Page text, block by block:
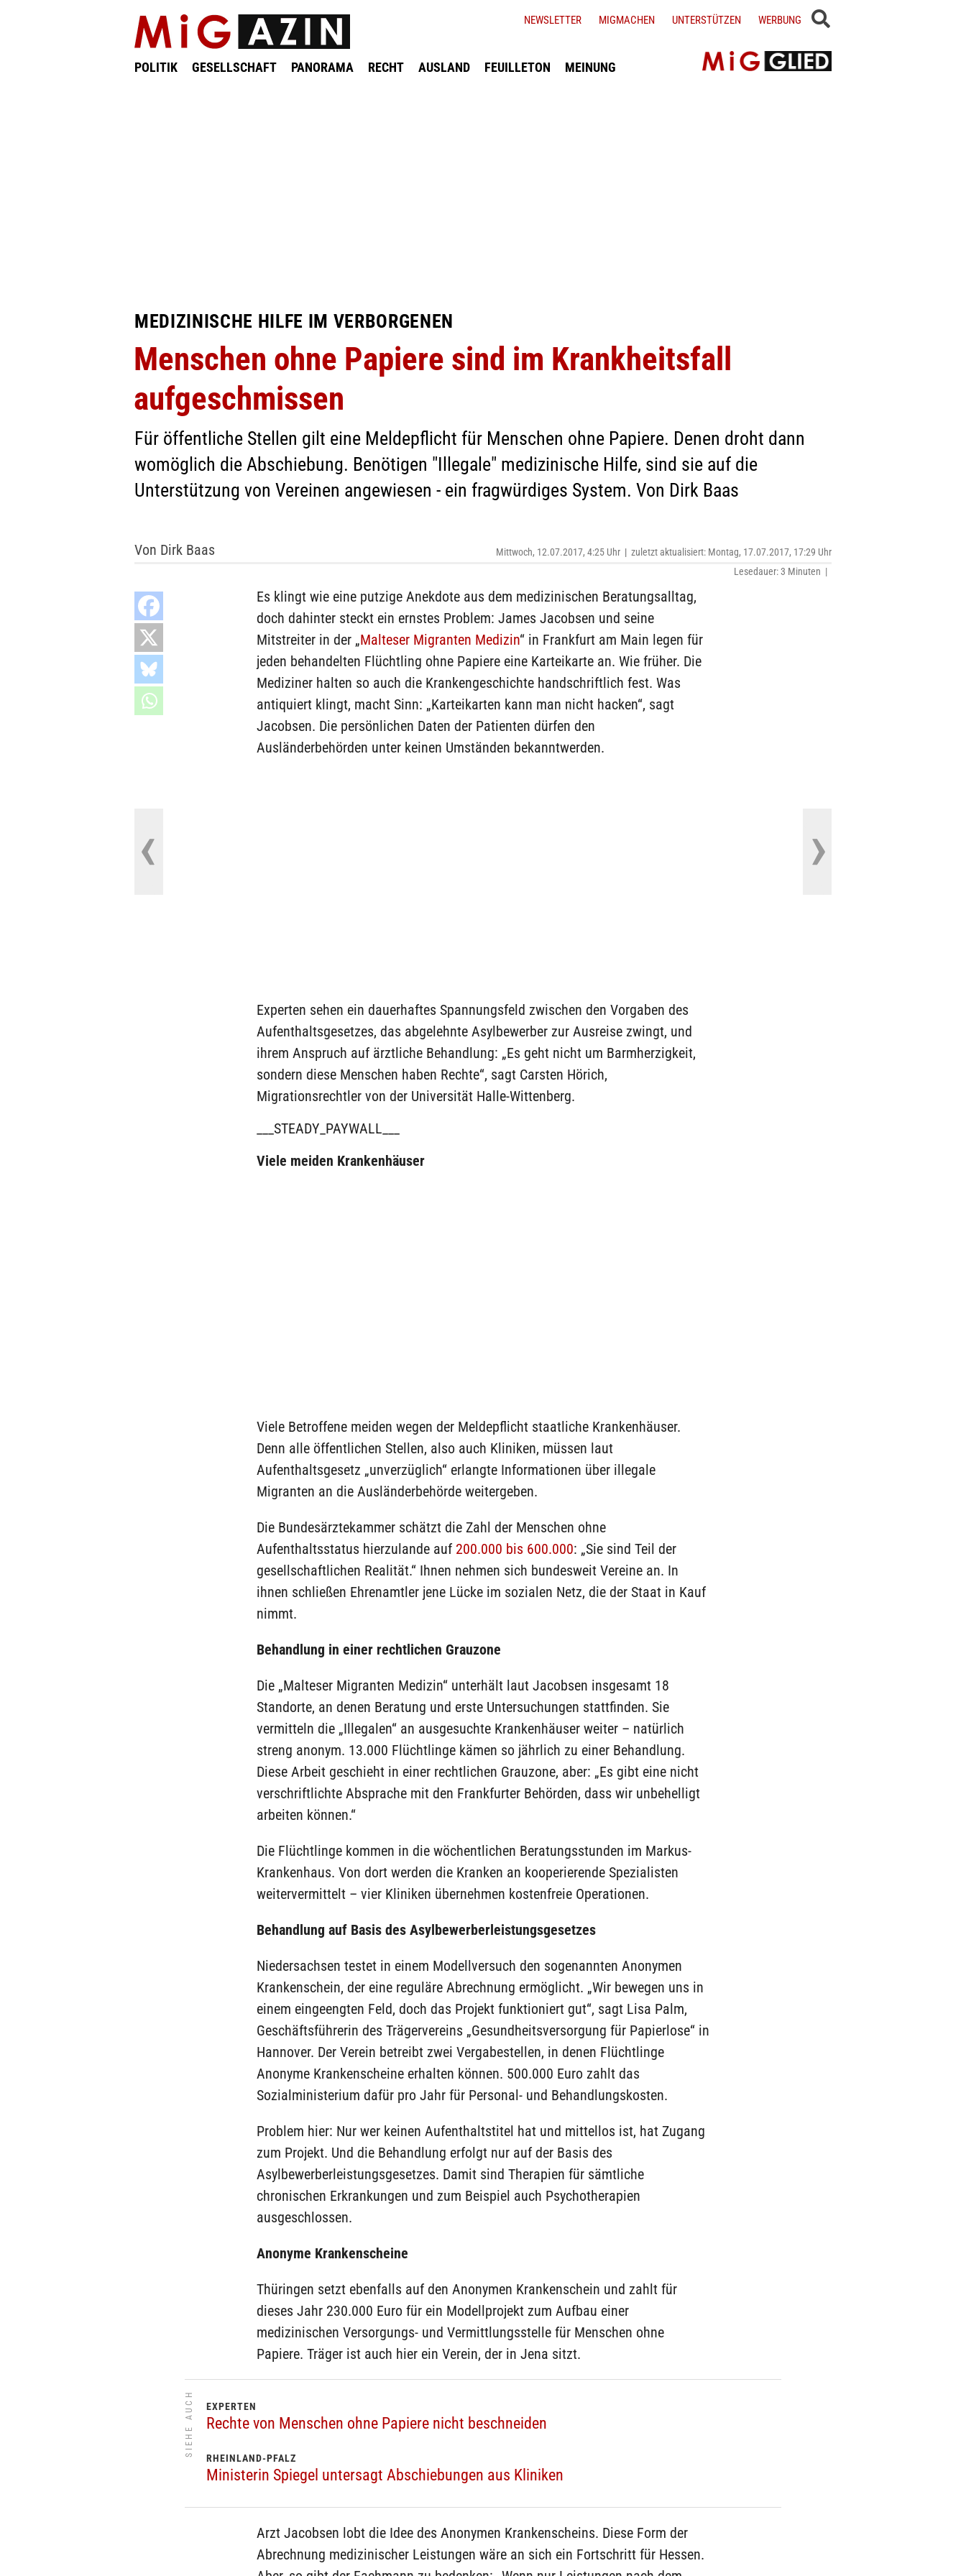
POLITIK GESELLSCHAFT PANORAMA RECHT AUSLAND FEUILLETON MEINUNG
NEWSLETTER MIGMACHEN UNTERSTÜTZEN WERBUNG
MEDIZINISCHE HILFE IM VERBORGENEN
Menschen ohne Papiere sind im Krankheitsfall
aufgeschmissen
Für öffentliche Stellen gilt eine Meldepflicht für Menschen ohne Papiere. Denen droht dann
womöglich die Abschiebung. Benötigen "Illegale" medizinische Hilfe, sind sie auf die
Unterstützung von Vereinen angewiesen - ein fragwürdiges System. Von Dirk Baas
Von Dirk Baas Mittwoch, 12.07.2017, 4:25 Uhr | zuletzt aktualisiert: Montag, 17.07.2017, 17:29 Uhr
Lesedauer: 3 Minuten |
Es klingt wie eine putzige Anekdote aus dem medizinischen Beratungsalltag,
doch dahinter steckt ein ernstes Problem: James Jacobsen und seine
Mitstreiter in der „Malteser Migranten Medizin“ in Frankfurt am Main legen für
jeden behandelten Flüchtling ohne Papiere eine Karteikarte an. Wie früher. Die
Mediziner halten so auch die Krankengeschichte handschriftlich fest. Was
antiquiert klingt, macht Sinn: „Karteikarten kann man nicht hacken“, sagt
Jacobsen. Die persönlichen Daten der Patienten dürfen den
Ausländerbehörden unter keinen Umständen bekanntwerden.
Experten sehen ein dauerhaftes Spannungsfeld zwischen den Vorgaben des
Aufenthaltsgesetzes, das abgelehnte Asylbewerber zur Ausreise zwingt, und
ihrem Anspruch auf ärztliche Behandlung: „Es geht nicht um Barmherzigkeit,
sondern diese Menschen haben Rechte“, sagt Carsten Hörich,
Migrationsrechtler von der Universität Halle-Wittenberg.
___STEADY_PAYWALL___
Viele meiden Krankenhäuser
Viele Betroffene meiden wegen der Meldepflicht staatliche Krankenhäuser.
Denn alle öffentlichen Stellen, also auch Kliniken, müssen laut
Aufenthaltsgesetz „unverzüglich“ erlangte Informationen über illegale
Migranten an die Ausländerbehörde weitergeben.
Die Bundesärztekammer schätzt die Zahl der Menschen ohne
Aufenthaltsstatus hierzulande auf 200.000 bis 600.000: „Sie sind Teil der
gesellschaftlichen Realität.“ Ihnen nehmen sich bundesweit Vereine an. In
ihnen schließen Ehrenamtler jene Lücke im sozialen Netz, die der Staat in Kauf
nimmt.
Behandlung in einer rechtlichen Grauzone
Die „Malteser Migranten Medizin“ unterhält laut Jacobsen insgesamt 18
Standorte, an denen Beratung und erste Untersuchungen stattfinden. Sie
vermitteln die „Illegalen“ an ausgesuchte Krankenhäuser weiter – natürlich
streng anonym. 13.000 Flüchtlinge kämen so jährlich zu einer Behandlung.
Diese Arbeit geschieht in einer rechtlichen Grauzone, aber: „Es gibt eine nicht
verschriftlichte Absprache mit den Frankfurter Behörden, dass wir unbehelligt
arbeiten können.“
Die Flüchtlinge kommen in die wöchentlichen Beratungsstunden im Markus-
Krankenhaus. Von dort werden die Kranken an kooperierende Spezialisten
weitervermittelt – vier Kliniken übernehmen kostenfreie Operationen.
Behandlung auf Basis des Asylbewerberleistungsgesetzes
Niedersachsen testet in einem Modellversuch den sogenannten Anonymen
Krankenschein, der eine reguläre Abrechnung ermöglicht. „Wir bewegen uns in
einem eingeengten Feld, doch das Projekt funktioniert gut“, sagt Lisa Palm,
Geschäftsführerin des Trägervereins „Gesundheitsversorgung für Papierlose“ in
Hannover. Der Verein betreibt zwei Vergabestellen, in denen Flüchtlinge
Anonyme Krankenscheine erhalten können. 500.000 Euro zahlt das
Sozialministerium dafür pro Jahr für Personal- und Behandlungskosten.
Problem hier: Nur wer keinen Aufenthaltstitel hat und mittellos ist, hat Zugang
zum Projekt. Und die Behandlung erfolgt nur auf der Basis des
Asylbewerberleistungsgesetzes. Damit sind Therapien für sämtliche
chronischen Erkrankungen und zum Beispiel auch Psychotherapien
ausgeschlossen.
Anonyme Krankenscheine
Thüringen setzt ebenfalls auf den Anonymen Krankenschein und zahlt für
dieses Jahr 230.000 Euro für ein Modellprojekt zum Aufbau einer
medizinischen Versorgungs- und Vermittlungsstelle für Menschen ohne
Papiere. Träger ist auch hier ein Verein, der in Jena sitzt.
SIEHE AUCH EXPERTEN
Rechte von Menschen ohne Papiere nicht beschneiden
RHEINLAND-PFALZ
Ministerin Spiegel untersagt Abschiebungen aus Kliniken
Arzt Jacobsen lobt die Idee des Anonymen Krankenscheins. Diese Form der
Abrechnung medizinischer Leistungen wäre an sich ein Fortschritt für Hessen.